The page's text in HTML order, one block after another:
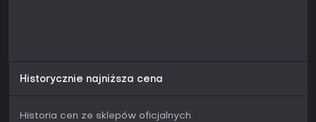
Historycznie najniższa cena
Historia cen ze sklepów oficjalnych